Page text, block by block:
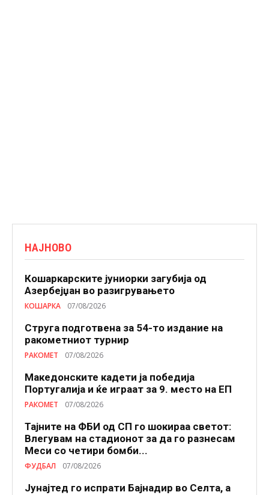
НАЈНОВО
Кошаркарските јуниорки загубија од
Азербејџан во разигрувањето
КОШАРКА 07/08/2026
Струга подготвена за 54-то издание на
ракометниот турнир
РАКОМЕТ 07/08/2026
Македонските кадети ја победија
Португалија и ќе играат за 9. место на ЕП
РАКОМЕТ 07/08/2026
Тајните на ФБИ од СП го шокираа светот:
Влегувам на стадионот за да го разнесам
Меси со четири бомби...
ФУДБАЛ 07/08/2026
Јунајтед го испрати Бајнадир во Селта, а